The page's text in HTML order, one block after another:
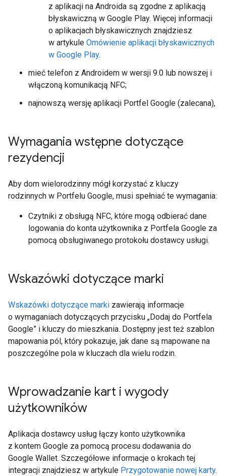
z aplikacji na Androida są zgodne z aplikacją
błyskawiczną w Google Play. Więcej informacji
o aplikacjach błyskawicznych znajdziesz
w artykule Omówienie aplikacji błyskawicznych
w Google Play.
mieć telefon z Androidem w wersji 9.0 lub nowszej i
włączoną komunikacją NFC;
najnowszą wersję aplikacji Portfel Google (zalecana),
Wymagania wstępne dotyczące
rezydencji
Aby dom wielorodzinny mógł korzystać z kluczy
rodzinnych w Portfelu Google, musi spełniać te wymagania:
Czytniki z obsługą NFC, które mogą odbierać dane
logowania do konta użytkownika z Portfela Google za
pomocą obsługiwanego protokołu dostawcy usługi.
Wskazówki dotyczące marki
Wskazówki dotyczące marki zawierają informacje
o wymaganiach dotyczących przycisku „Dodaj do Portfela
Google” i kluczy do mieszkania. Dostępny jest też szablon
mapowania pól, który pokazuje, jak dane są mapowane na
poszczególne pola w kluczach dla wielu rodzin.
Wprowadzanie kart i wygody
użytkowników
Aplikacja dostawcy usług łączy konto użytkownika
z kontem Google za pomocą procesu dodawania do
Google Wallet. Szczegółowe informacje o krokach tej
integracji znajdziesz w artykule Przygotowanie nowej karty.